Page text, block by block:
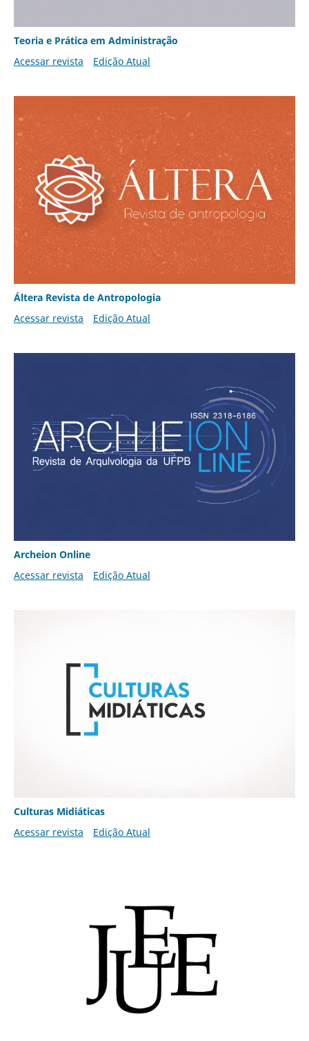
Teoria e Prática em Administração
Acessar revista
Edição Atual
Áltera Revista de Antropologia
Acessar revista
Edição Atual
Archeion Online
Acessar revista
Edição Atual
Culturas Midiáticas
Acessar revista
Edição Atual